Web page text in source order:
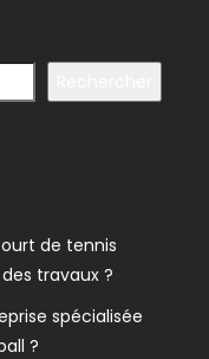
de tennis
travaux ?
spécialisée
?